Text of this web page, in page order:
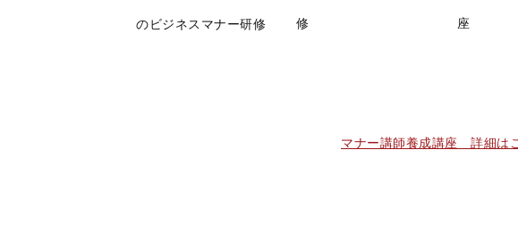
のビジネスマナー研修 修 座
マナー講師養成講座 詳細は